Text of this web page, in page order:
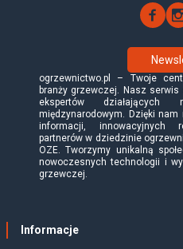
ogrzewnictwo.pl – Twoje
branży grzewczej. Nasz
ekspertów
międzynarodowym. Dzięki
informacji, innowacyjnych
partnerów w dziedzinie
OZE. Tworzymy unikalną
nowoczesnych technologii i
grzewczej.
Informacje